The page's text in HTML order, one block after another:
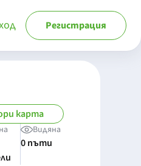
Регистрация
карта
Видяна
0 пъти